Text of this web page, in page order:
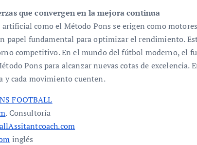
que convergen en la mejora continua
como el Método Pons se erigen como
papel fundamental para optimizar el rendimiento.
competitivo. En el mundo del fútbol moderno, el
Pons para alcanzar nuevas cotas de
y cada movimiento cuenten.
FOOTBALL
. Consultoría
inglés